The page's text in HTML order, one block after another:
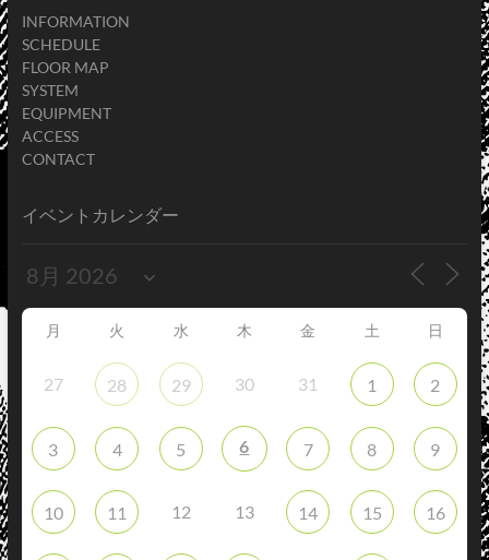
INFORMATION
SCHEDULE
FLOOR MAP
SYSTEM
EQUIPMENT
ACCESS
CONTACT
イベントカレンダー
月 火 水 木 金 土 日
27 28 29 30 31 1 2
3 4 5 6 7 8 9
10 11 12 13 14 15 16